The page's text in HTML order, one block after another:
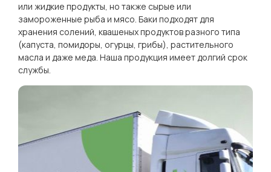
или жидкие продукты, но также сырые или
замороженные рыба и мясо. Баки подходят для
хранения солений, квашеных продуктов разного типа
(капуста, помидоры, огурцы, грибы), растительного
масла и даже меда. Наша продукция имеет долгий срок
службы.